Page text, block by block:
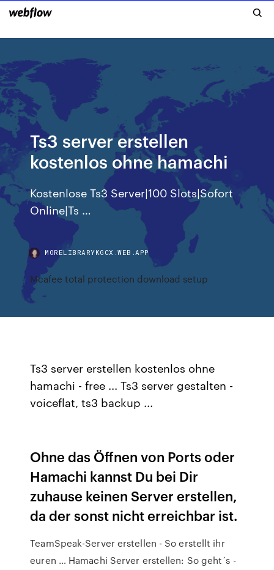
Ts3 server erstellen
kostenlos ohne hamachi
Kostenlose Ts3 Server|100 Slots|Sofort
Online|Ts …
MORELIBRARYKGCX.WEB.APP
Mcafee total protection download setup
Ts3 server erstellen kostenlos ohne
hamachi - free ... Ts3 server gestalten -
voiceflat, ts3 backup ...
Ohne das Öffnen von Ports oder
Hamachi kannst Du bei Dir
zuhause keinen Server erstellen,
da der sonst nicht erreichbar ist.
TeamSpeak-Server erstellen - So erstellt ihr
euren … Hamachi Server erstellen: So geht´s -